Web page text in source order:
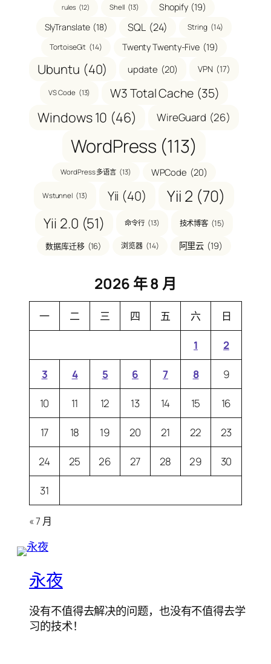
rules (12) Shell (13) Shopify (19)
SlyTranslate (18) SQL (24) String (14)
TortoiseGit (14) Twenty Twenty-Five (19)
Ubuntu (40) update (20) VPN (17)
VS Code (13) W3 Total Cache (35)
Windows 10 (46) WireGuard (26)
WordPress (113)
WordPress 多语言 (13) WPCode (20)
Wstunnel (13) Yii (40) Yii 2 (70)
Yii 2.0 (51) 命令行 (13) 技术博客 (15)
数据库迁移 (16) 浏览器 (14) 阿里云 (19)
2026 年 8 月
一 二 三 四 五 六 日
1 2
3 4 5 6 7 8 9
10 11 12 13 14 15 16
17 18 19 20 21 22 23
24 25 26 27 28 29 30
31
« 7 月
永夜
没有不值得去解决的问题，也没有不值得去学
习的技术！